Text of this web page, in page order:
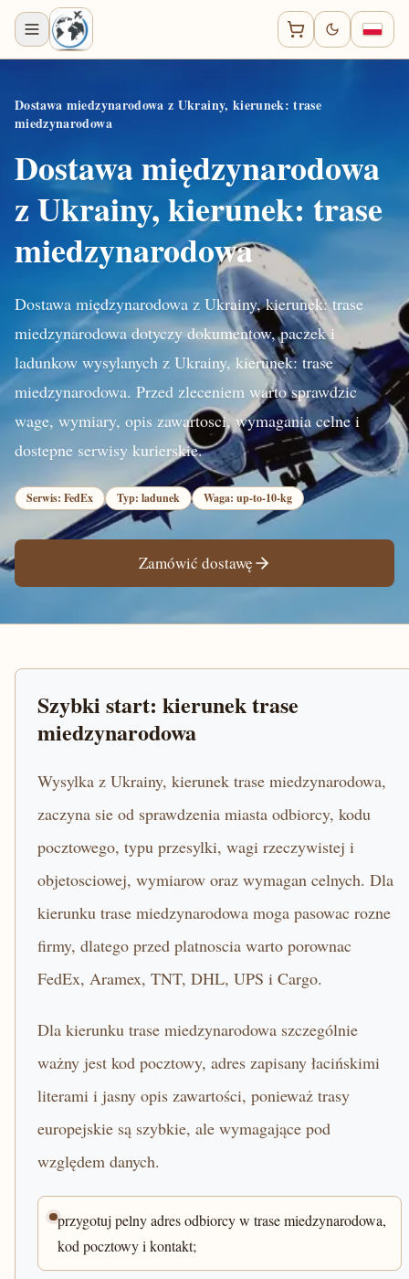
Dostawa miedzynarodowa z Ukrainy, kierunek: trase
miedzynarodowa
Dostawa międzynarodowa
z Ukrainy, kierunek: trase
miedzynarodowa
Dostawa międzynarodowa z Ukrainy, kierunek: trase
miedzynarodowa dotyczy dokumentow, paczek i
ladunkow wysylanych z Ukrainy, kierunek: trase
miedzynarodowa. Przed zleceniem warto sprawdzic
wage, wymiary, opis zawartosci, wymagania celne i
dostepne serwisy kurierskie.
Serwis: FedEx Typ: ladunek Waga: up-to-10-kg
Zamówić dostawę
Szybki start: kierunek trase
miedzynarodowa
Wysylka z Ukrainy, kierunek trase miedzynarodowa,
zaczyna sie od sprawdzenia miasta odbiorcy, kodu
pocztowego, typu przesylki, wagi rzeczywistej i
objetosciowej, wymiarow oraz wymagan celnych. Dla
kierunku trase miedzynarodowa moga pasowac rozne
firmy, dlatego przed platnoscia warto porownac
FedEx, Aramex, TNT, DHL, UPS i Cargo.
Dla kierunku trase miedzynarodowa szczególnie
ważny jest kod pocztowy, adres zapisany łacińskimi
literami i jasny opis zawartości, ponieważ trasy
europejskie są szybkie, ale wymagające pod
względem danych.
przygotuj pelny adres odbiorcy w trase miedzynarodowa,
kod pocztowy i kontakt;